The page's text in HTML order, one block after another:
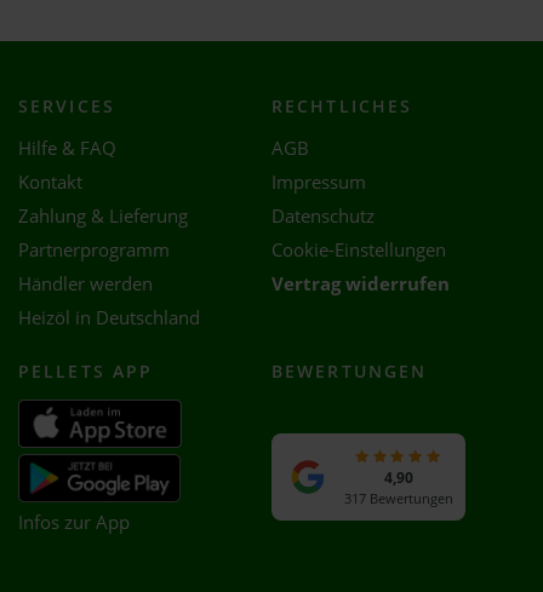
SERVICES
Hilfe & FAQ
Kontakt
Zahlung & Lieferung
Partnerprogramm
Händler werden
Heizöl in Deutschland
RECHTLICHES
AGB
Impressum
Datenschutz
Cookie-Einstellungen
Vertrag widerrufen
PELLETS APP
Infos zur App
BEWERTUNGEN
4,90
317 Bewertungen